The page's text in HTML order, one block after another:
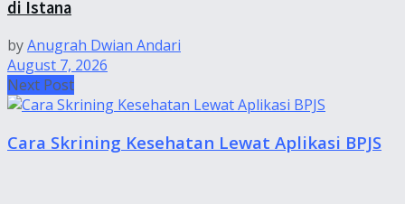
di Istana
byAnugrah Dwian Andari
August 7, 2026
Next Post
Cara Skrining Kesehatan Lewat Aplikasi BPJS